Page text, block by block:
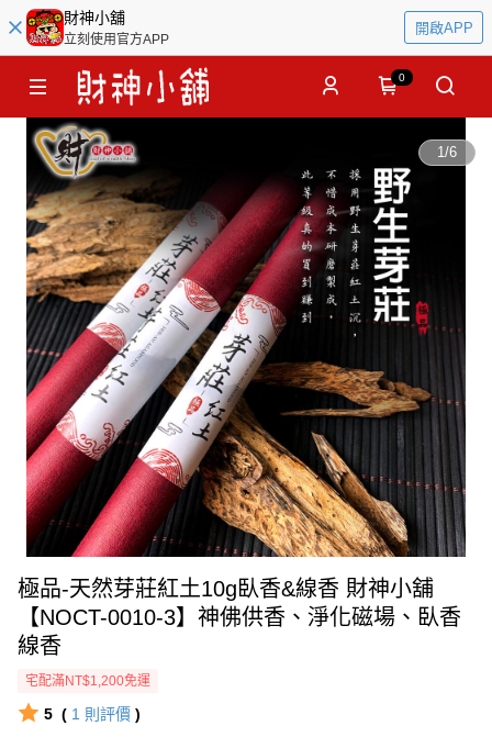
財神小舖
立刻使用官方APP
開啟APP
0
1/6
極品-天然芽莊紅土10g臥香&線香 財神小舖
【NOCT-0010-3】神佛供香、淨化磁場、臥香
線香
宅配滿NT$1,200免運
5 ( 1 則評價 )